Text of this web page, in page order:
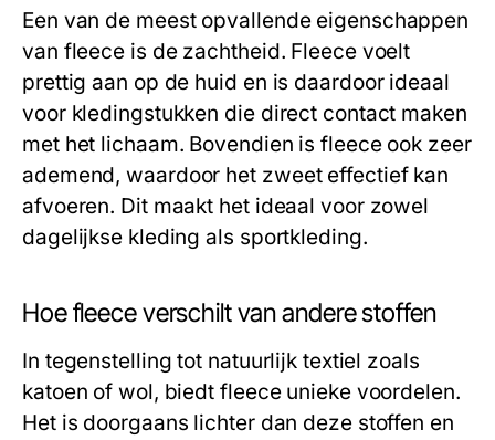
Een van de meest opvallende eigenschappen
van fleece is de zachtheid. Fleece voelt
prettig aan op de huid en is daardoor ideaal
voor kledingstukken die direct contact maken
met het lichaam. Bovendien is fleece ook zeer
ademend, waardoor het zweet effectief kan
afvoeren. Dit maakt het ideaal voor zowel
dagelijkse kleding als sportkleding.
Hoe fleece verschilt van andere stoffen
In tegenstelling tot natuurlijk textiel zoals
katoen of wol, biedt fleece unieke voordelen.
Het is doorgaans lichter dan deze stoffen en